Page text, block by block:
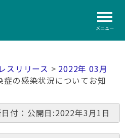
メニュー
スリリース > 2022年 03月
の感染状況についてお知
付：公開日:2022年3月1日